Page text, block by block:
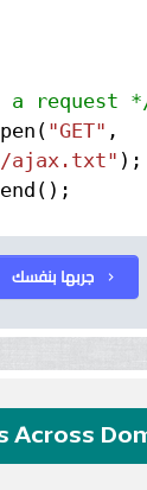
a request
( "GET" ,
);
();
جربها بنفسك chevron_right
Across